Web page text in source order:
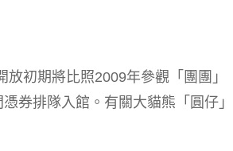
放初期將比照2009年參觀「團團」
券排隊入館。有關大貓熊「圓仔